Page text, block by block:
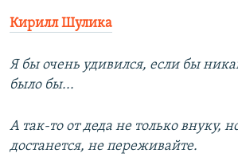
Кирилл Шулика
Я бы очень удивился, если бы
было бы...
А так-то от деда не только внуку,
достанется, не переживайте.